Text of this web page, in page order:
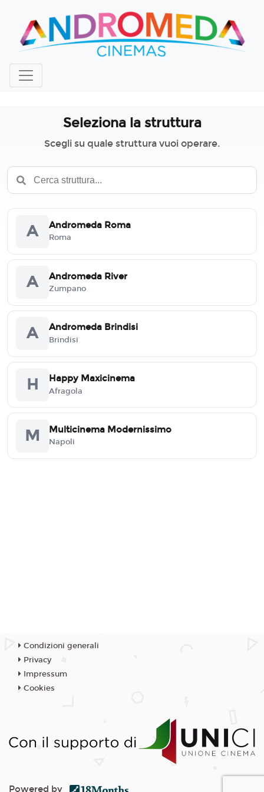
Seleziona la struttura
Scegli su quale struttura vuoi operare.
A Andromeda Roma
Roma
A Andromeda River
Zumpano
A Andromeda Brindisi
Brindisi
H Happy Maxicinema
Afragola
M Multicinema Modernissimo
Napoli
Condizioni generali
Privacy
Impressum
Cookies
Powered by